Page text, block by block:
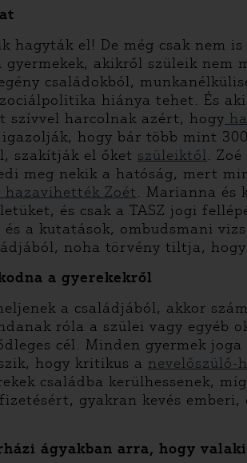
hagyták el! De még csak
akikről szüleik
családokból,
hiánya tehet. És
szívvel harcolnak azért, hogy
hogy bár több mint
szakítják el őket szüleiktől.
meg nekik a hatóság, mert
hazavihették Zoét. Marianna és
és csak a TASZ jogi
a kutatások, ombudsmani
noha törvény tiltja,
a gyerekekről
a családjából, akkor
róla a szülei vagy egyéb
cél. Minden gyermek
hogy kritikus a nevelőszülő-
családba kerülhessenek,
gyakran kevés
ágyakban arra, hogy